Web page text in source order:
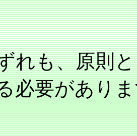
れも、原則
必要があり